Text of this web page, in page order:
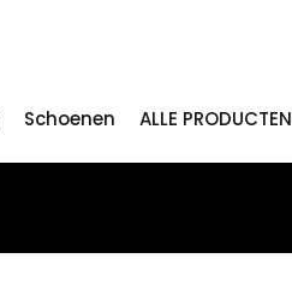
Schoenen ALLE PRODUCTEN